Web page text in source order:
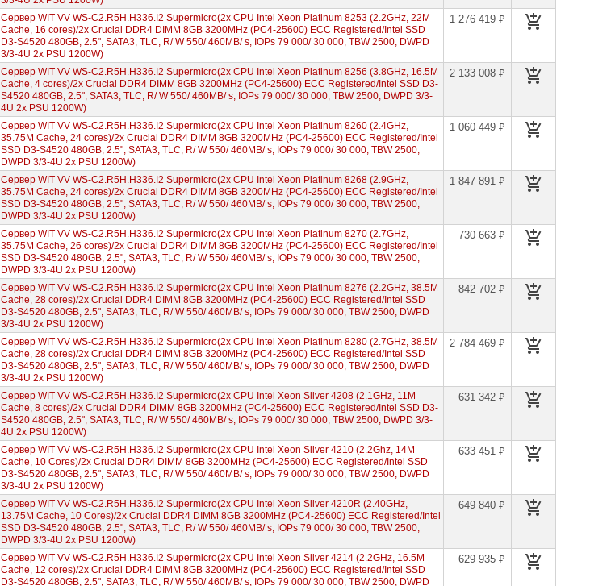
Сервер WIT VV WS-C2.R5H.H336.I2 Supermicro(2x CPU Intel Xeon Platinum 8253 (2.2GHz, 22M
Cache, 16 cores)/2x Crucial DDR4 DIMM 8GB 3200MHz (PC4-25600) ECC Registered/Intel SSD
D3-S4520 480GB, 2.5", SATA3, TLC, R/ W 550/ 460MB/ s, IOPs 79 000/ 30 000, TBW 2500, DWPD
3/3-4U 2x PSU 1200W)
1 276 419 ₽
Сервер WIT VV WS-C2.R5H.H336.I2 Supermicro(2x CPU Intel Xeon Platinum 8256 (3.8GHz, 16.5M
Cache, 4 cores)/2x Crucial DDR4 DIMM 8GB 3200MHz (PC4-25600) ECC Registered/Intel SSD D3-
S4520 480GB, 2.5", SATA3, TLC, R/ W 550/ 460MB/ s, IOPs 79 000/ 30 000, TBW 2500, DWPD 3/3-
4U 2x PSU 1200W)
2 133 008 ₽
Сервер WIT VV WS-C2.R5H.H336.I2 Supermicro(2x CPU Intel Xeon Platinum 8260 (2.4GHz,
35.75M Cache, 24 cores)/2x Crucial DDR4 DIMM 8GB 3200MHz (PC4-25600) ECC Registered/Intel
SSD D3-S4520 480GB, 2.5", SATA3, TLC, R/ W 550/ 460MB/ s, IOPs 79 000/ 30 000, TBW 2500,
DWPD 3/3-4U 2x PSU 1200W)
1 060 449 ₽
Сервер WIT VV WS-C2.R5H.H336.I2 Supermicro(2x CPU Intel Xeon Platinum 8268 (2.9GHz,
35.75M Cache, 24 cores)/2x Crucial DDR4 DIMM 8GB 3200MHz (PC4-25600) ECC Registered/Intel
SSD D3-S4520 480GB, 2.5", SATA3, TLC, R/ W 550/ 460MB/ s, IOPs 79 000/ 30 000, TBW 2500,
DWPD 3/3-4U 2x PSU 1200W)
1 847 891 ₽
Сервер WIT VV WS-C2.R5H.H336.I2 Supermicro(2x CPU Intel Xeon Platinum 8270 (2.7GHz,
35.75M Cache, 26 cores)/2x Crucial DDR4 DIMM 8GB 3200MHz (PC4-25600) ECC Registered/Intel
SSD D3-S4520 480GB, 2.5", SATA3, TLC, R/ W 550/ 460MB/ s, IOPs 79 000/ 30 000, TBW 2500,
DWPD 3/3-4U 2x PSU 1200W)
730 663 ₽
Сервер WIT VV WS-C2.R5H.H336.I2 Supermicro(2x CPU Intel Xeon Platinum 8276 (2.2GHz, 38.5M
Cache, 28 cores)/2x Crucial DDR4 DIMM 8GB 3200MHz (PC4-25600) ECC Registered/Intel SSD
D3-S4520 480GB, 2.5", SATA3, TLC, R/ W 550/ 460MB/ s, IOPs 79 000/ 30 000, TBW 2500, DWPD
3/3-4U 2x PSU 1200W)
842 702 ₽
Сервер WIT VV WS-C2.R5H.H336.I2 Supermicro(2x CPU Intel Xeon Platinum 8280 (2.7GHz, 38.5M
Cache, 28 cores)/2x Crucial DDR4 DIMM 8GB 3200MHz (PC4-25600) ECC Registered/Intel SSD
D3-S4520 480GB, 2.5", SATA3, TLC, R/ W 550/ 460MB/ s, IOPs 79 000/ 30 000, TBW 2500, DWPD
3/3-4U 2x PSU 1200W)
2 784 469 ₽
Сервер WIT VV WS-C2.R5H.H336.I2 Supermicro(2x CPU Intel Xeon Silver 4208 (2.1GHz, 11M
Cache, 8 cores)/2x Crucial DDR4 DIMM 8GB 3200MHz (PC4-25600) ECC Registered/Intel SSD D3-
S4520 480GB, 2.5", SATA3, TLC, R/ W 550/ 460MB/ s, IOPs 79 000/ 30 000, TBW 2500, DWPD 3/3-
4U 2x PSU 1200W)
631 342 ₽
Сервер WIT VV WS-C2.R5H.H336.I2 Supermicro(2x CPU Intel Xeon Silver 4210 (2.2Ghz, 14M
Cache, 10 Cores)/2x Crucial DDR4 DIMM 8GB 3200MHz (PC4-25600) ECC Registered/Intel SSD
D3-S4520 480GB, 2.5", SATA3, TLC, R/ W 550/ 460MB/ s, IOPs 79 000/ 30 000, TBW 2500, DWPD
3/3-4U 2x PSU 1200W)
633 451 ₽
Сервер WIT VV WS-C2.R5H.H336.I2 Supermicro(2x CPU Intel Xeon Silver 4210R (2.40GHz,
13.75M Cache, 10 Cores)/2x Crucial DDR4 DIMM 8GB 3200MHz (PC4-25600) ECC Registered/Intel
SSD D3-S4520 480GB, 2.5", SATA3, TLC, R/ W 550/ 460MB/ s, IOPs 79 000/ 30 000, TBW 2500,
DWPD 3/3-4U 2x PSU 1200W)
649 840 ₽
Сервер WIT VV WS-C2.R5H.H336.I2 Supermicro(2x CPU Intel Xeon Silver 4214 (2.2GHz, 16.5M
Cache, 12 cores)/2x Crucial DDR4 DIMM 8GB 3200MHz (PC4-25600) ECC Registered/Intel SSD
D3-S4520 480GB, 2.5", SATA3, TLC, R/ W 550/ 460MB/ s, IOPs 79 000/ 30 000, TBW 2500, DWPD
629 935 ₽